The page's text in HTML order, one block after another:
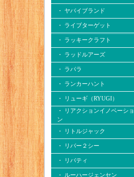
・ ヤバイブランド
・ ライブターゲット
・ ラッキークラフト
・ ラッドルアーズ
・ ラパラ
・ ランカーハント
・ リューギ（RYUGI）
・ リアクションイノベーショ
ン
・ リトルジャック
・ リバー２シー
・ リバティ
・ ルーハージェンセン